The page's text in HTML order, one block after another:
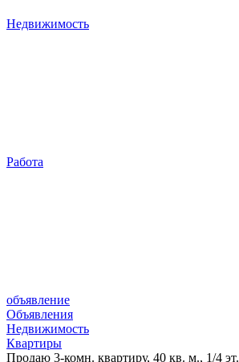
Недвижимость
Работа
объявление
Объявления
Недвижимость
Квартиры
Продаю 3-комн. квартиру, 40 кв. м., 1/4 эт.